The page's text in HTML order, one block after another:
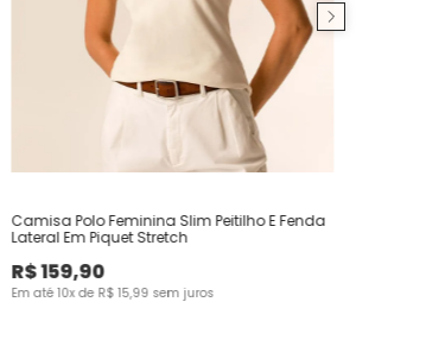
Camisa Polo Feminina Slim Peitilho E Fenda
Lateral Em Piquet Stretch
R$159,90
Em até10x de R$ 15,99 sem juros